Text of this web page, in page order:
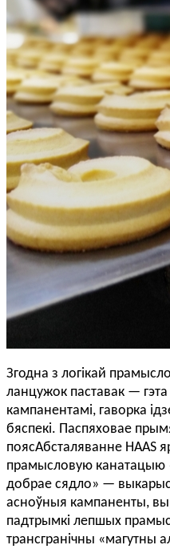
Згодна з логікай
ланцужок паставак —
кампанентамі, гаворка
бяспекі. Паспяховае
поясАбсталяванне HAAS
прамысловую канатацыю
добрае сядло» —
асноўныя кампаненты,
падтрымкі лепшых
трансгранічны «магутны